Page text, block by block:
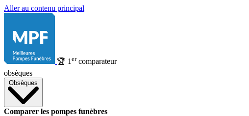
Aller au contenu principal
🏆 1 ercomparateur
obsèques
Obsèques
Comparer les pompes funèbres